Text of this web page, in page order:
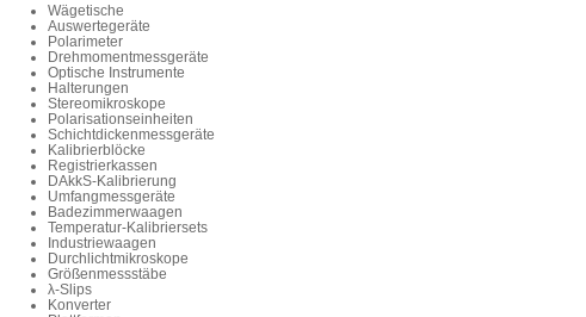
Wägetische
Auswertegeräte
Polarimeter
Drehmomentmessgeräte
Optische Instrumente
Halterungen
Stereomikroskope
Polarisationseinheiten
Schichtdickenmessgeräte
Kalibrierblöcke
Registrierkassen
DAkkS-Kalibrierung
Umfangmessgeräte
Badezimmerwaagen
Temperatur-Kalibriersets
Industriewaagen
Durchlichtmikroskope
Größenmessstäbe
λ-Slips
Konverter